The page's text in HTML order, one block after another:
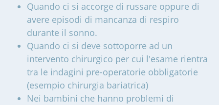
Quando ci si accorge di russare oppure di
avere episodi di mancanza di respiro
durante il sonno.
Quando ci si deve sottoporre ad un
intervento chirurgico per cui l'esame rientra
tra le indagini pre-operatorie obbligatorie
(esempio chirurgia bariatrica)
Nei bambini che hanno problemi di